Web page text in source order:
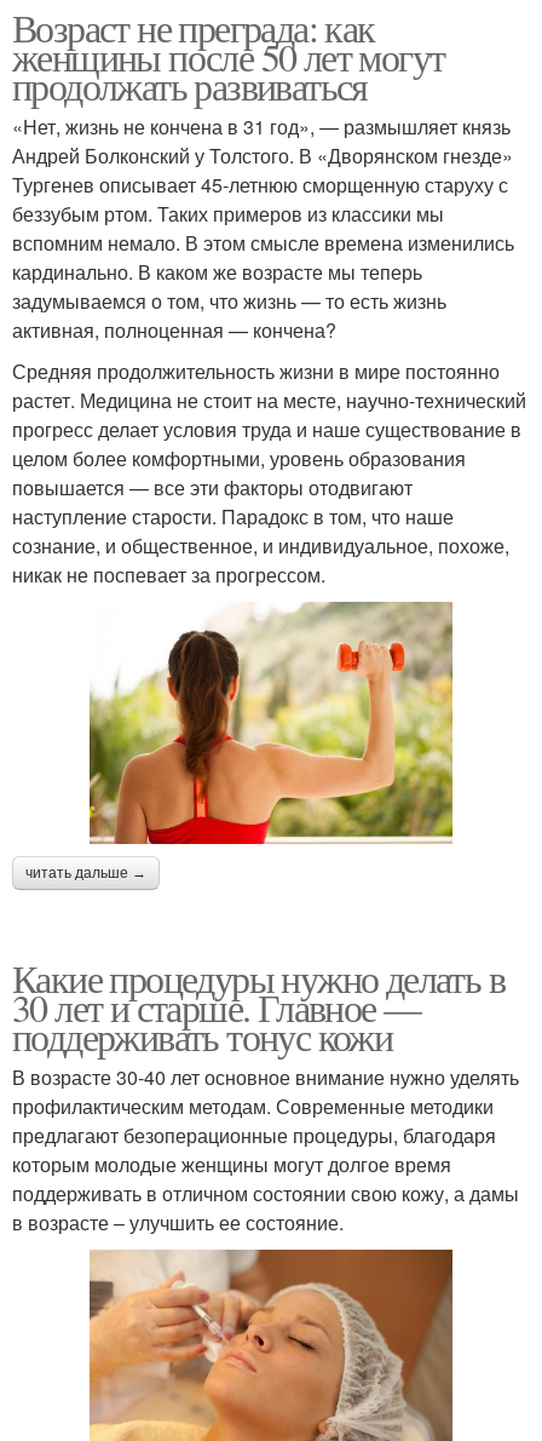
Возраст не преграда: как
женщины после 50 лет могут
продолжать развиваться
«Нет, жизнь не кончена в 31 год», — размышляет князь
Андрей Болконский у Толстого. В «Дворянском гнезде»
Тургенев описывает 45-летнюю сморщенную старуху с
беззубым ртом. Таких примеров из классики мы
вспомним немало. В этом смысле времена изменились
кардинально. В каком же возрасте мы теперь
задумываемся о том, что жизнь — то есть жизнь
активная, полноценная — кончена?
Средняя продолжительность жизни в мире постоянно
растет. Медицина не стоит на месте, научно-технический
прогресс делает условия труда и наше существование в
целом более комфортными, уровень образования
повышается — все эти факторы отодвигают
наступление старости. Парадокс в том, что наше
сознание, и общественное, и индивидуальное, похоже,
никак не поспевает за прогрессом.
читать дальше →
Какие процедуры нужно делать в
30 лет и старше. Главное —
поддерживать тонус кожи
В возрасте 30-40 лет основное внимание нужно уделять
профилактическим методам. Современные методики
предлагают безоперационные процедуры, благодаря
которым молодые женщины могут долгое время
поддерживать в отличном состоянии свою кожу, а дамы
в возрасте – улучшить ее состояние.